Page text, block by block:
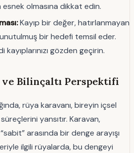
esnek olmasına dikkat edin.
Kayıp bir değer, hatırlanmayan
bir hedefi temsil eder.
gözden geçirin.
Bilinçaltı Perspektifi
rüya karavanı, bireyin içsel
yansıtır. Karavan,
arasında bir denge arayışı
ilgili rüyalarda, bu dengeyi